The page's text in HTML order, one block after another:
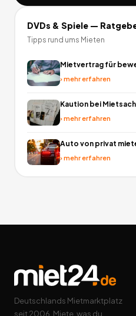
DVDs & Spiele—
Tipps rund ums Mieten
Mietvertrag für
›mehr erfahren
Kaution bei
›mehr erfahren
Auto von privat
›mehr erfahren
Deutschlands Mietmarktplatz
seit 2006. Miete, was du